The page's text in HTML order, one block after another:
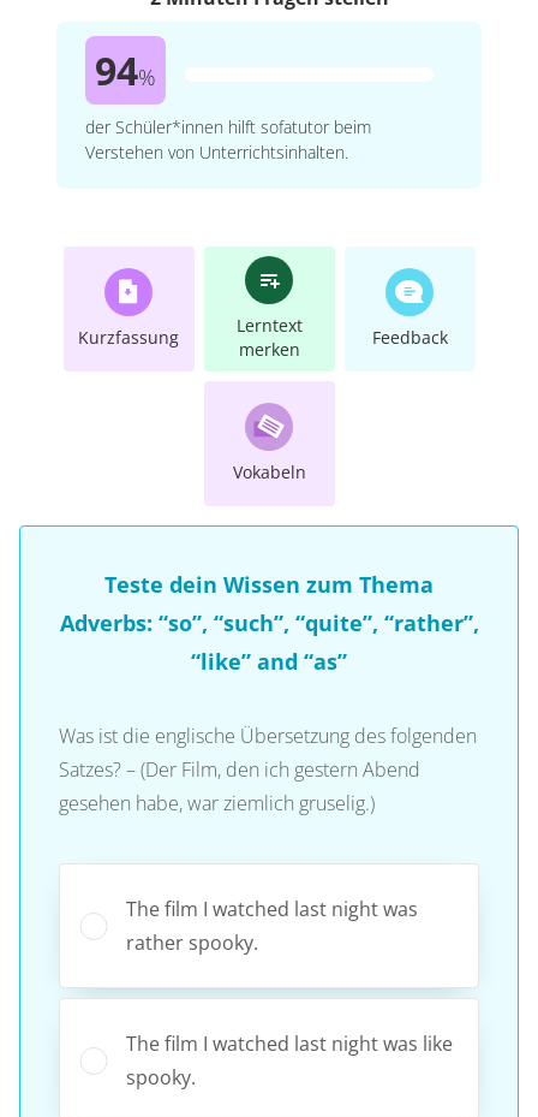
94%
der Schüler*innen hilft sofatutor beim
Verstehen von Unterrichtsinhalten.
Kurzfassung
Lerntext
merken
Feedback
Vokabeln
Teste dein Wissen zum Thema
Adverbs: “so”, “such”, “quite”, “rather”,
“like” and “as”
Was ist die englische Übersetzung des folgenden
Satzes? – (Der Film, den ich gestern Abend
gesehen habe, war ziemlich gruselig.)
The film I watched last night was
rather spooky.
The film I watched last night was like
spooky.